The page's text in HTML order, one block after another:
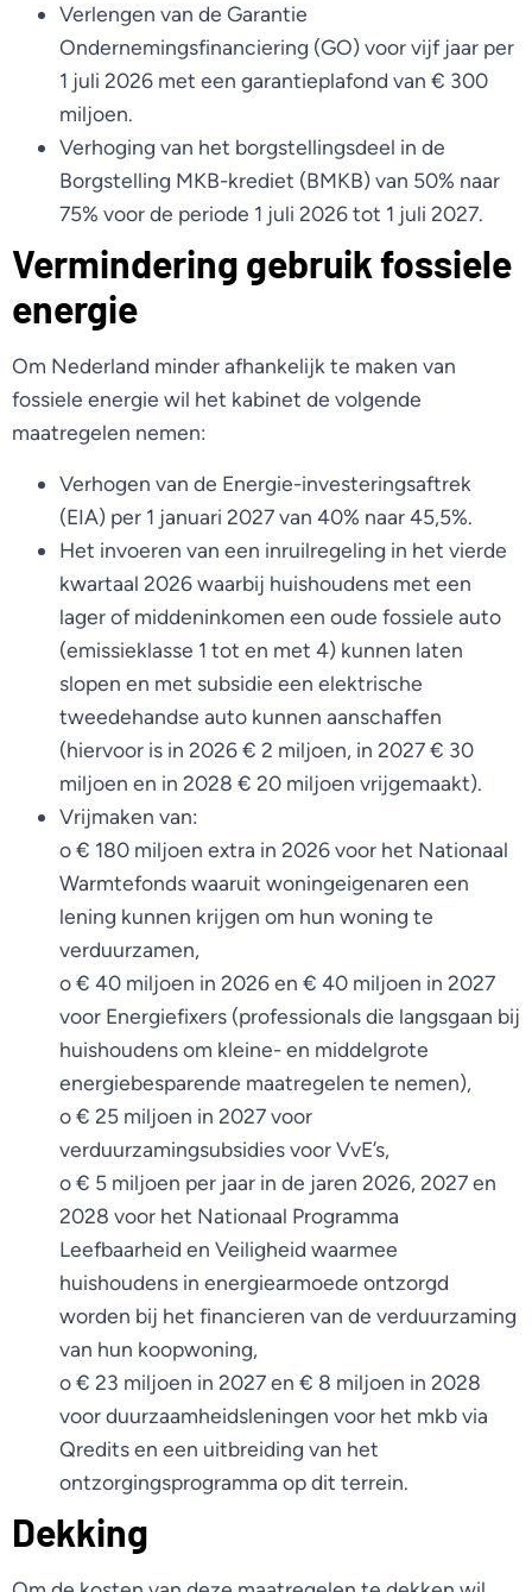
Verlengen van de Garantie
Ondernemingsfinanciering (GO) voor vijf jaar per
1 juli 2026 met een garantieplafond van € 300
miljoen.
Verhoging van het borgstellingsdeel in de
Borgstelling MKB-krediet (BMKB) van 50% naar
75% voor de periode 1 juli 2026 tot 1 juli 2027.
Vermindering gebruik fossiele
energie
Om Nederland minder afhankelijk te maken van
fossiele energie wil het kabinet de volgende
maatregelen nemen:
Verhogen van de Energie-investeringsaftrek
(EIA) per 1 januari 2027 van 40% naar 45,5%.
Het invoeren van een inruilregeling in het vierde
kwartaal 2026 waarbij huishoudens met een
lager of middeninkomen een oude fossiele auto
(emissieklasse 1 tot en met 4) kunnen laten
slopen en met subsidie een elektrische
tweedehandse auto kunnen aanschaffen
(hiervoor is in 2026 € 2 miljoen, in 2027 € 30
miljoen en in 2028 € 20 miljoen vrijgemaakt).
Vrijmaken van:
o € 180 miljoen extra in 2026 voor het Nationaal
Warmtefonds waaruit woningeigenaren een
lening kunnen krijgen om hun woning te
verduurzamen,
o € 40 miljoen in 2026 en € 40 miljoen in 2027
voor Energiefixers (professionals die langsgaan bij
huishoudens om kleine- en middelgrote
energiebesparende maatregelen te nemen),
o € 25 miljoen in 2027 voor
verduurzamingsubsidies voor VvE’s,
o € 5 miljoen per jaar in de jaren 2026, 2027 en
2028 voor het Nationaal Programma
Leefbaarheid en Veiligheid waarmee
huishoudens in energiearmoede ontzorgd
worden bij het financieren van de verduurzaming
van hun koopwoning,
o € 23 miljoen in 2027 en € 8 miljoen in 2028
voor duurzaamheidsleningen voor het mkb via
Qredits en een uitbreiding van het
ontzorgingsprogramma op dit terrein.
Dekking